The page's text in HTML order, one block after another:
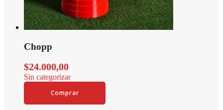
Chopp
$24.000,00
Sin categorizar
Comprar